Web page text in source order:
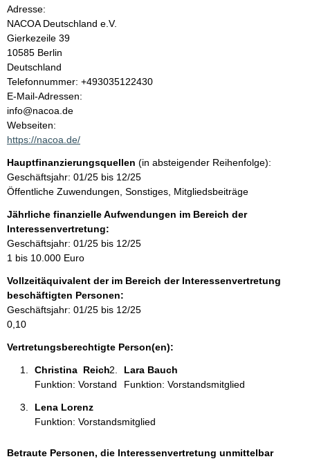
a
l
t
Adresse:
NACOA Deutschland e.V.
Gierkezeile 39
10585 Berlin
Deutschland
K
o
n
t
a
t
i
n
f
o
r
m
t
i
o
n
e
Telefonnummer: +493035122430
E-Mail-Adressen:
info@nacoa.de
Webseiten:
https://nacoa.de/
Hauptfinanzierungsquellen (in absteigender Reihenfolge):
Geschäftsjahr: 01/25 bis 12/25
Öffentliche Zuwendungen, Sonstiges, Mitgliedsbeiträge
Jährliche finanzielle Aufwendungen im Bereich der
Interessenvertretung:
Geschäftsjahr: 01/25 bis 12/25
1 bis 10.000 Euro
Vollzeitäquivalent der im Bereich der Interessenvertretung
beschäftigten Personen:
Geschäftsjahr: 01/25 bis 12/25
0,10
Vertretungsberechtigte Person(en):
Christina  Reich
Funktion: Vorstand
Lara Bauch
Funktion: Vorstandsmitglied
Lena Lorenz
Funktion: Vorstandsmitglied
Betraute Personen, die Interessenvertretung unmittelbar